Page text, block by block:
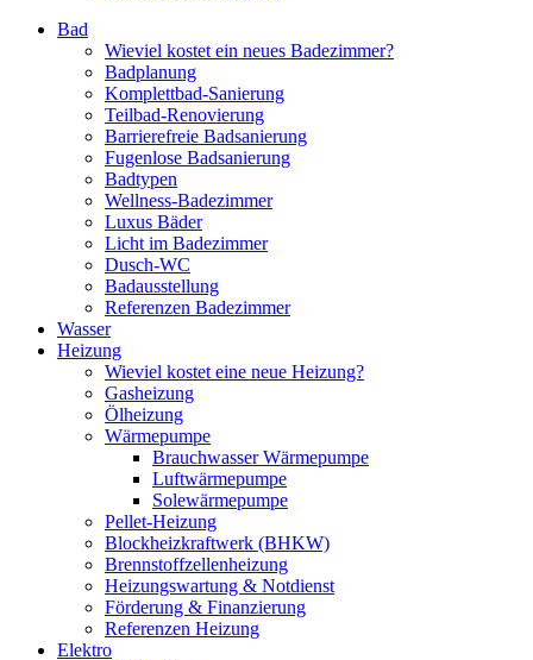
Bad
Wieviel kostet ein neues Badezimmer?
Badplanung
Komplettbad-Sanierung
Teilbad-Renovierung
Barrierefreie Badsanierung
Fugenlose Badsanierung
Badtypen
Wellness-Badezimmer
Luxus Bäder
Licht im Badezimmer
Dusch-WC
Badausstellung
Referenzen Badezimmer
Wasser
Heizung
Wieviel kostet eine neue Heizung?
Gasheizung
Ölheizung
Wärmepumpe
Brauchwasser Wärmepumpe
Luftwärmepumpe
Solewärmepumpe
Pellet-Heizung
Blockheizkraftwerk (BHKW)
Brennstoffzellenheizung
Heizungswartung & Notdienst
Förderung & Finanzierung
Referenzen Heizung
Elektro